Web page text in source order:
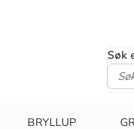
Søk
BRYLLUP